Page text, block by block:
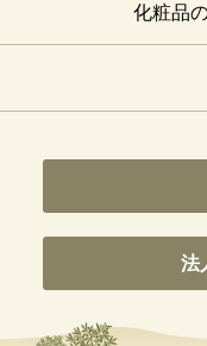
化粧品
法